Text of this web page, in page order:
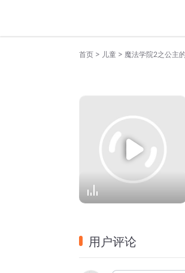
首页 > 儿童 > 魔法学院2之公主
用户评论